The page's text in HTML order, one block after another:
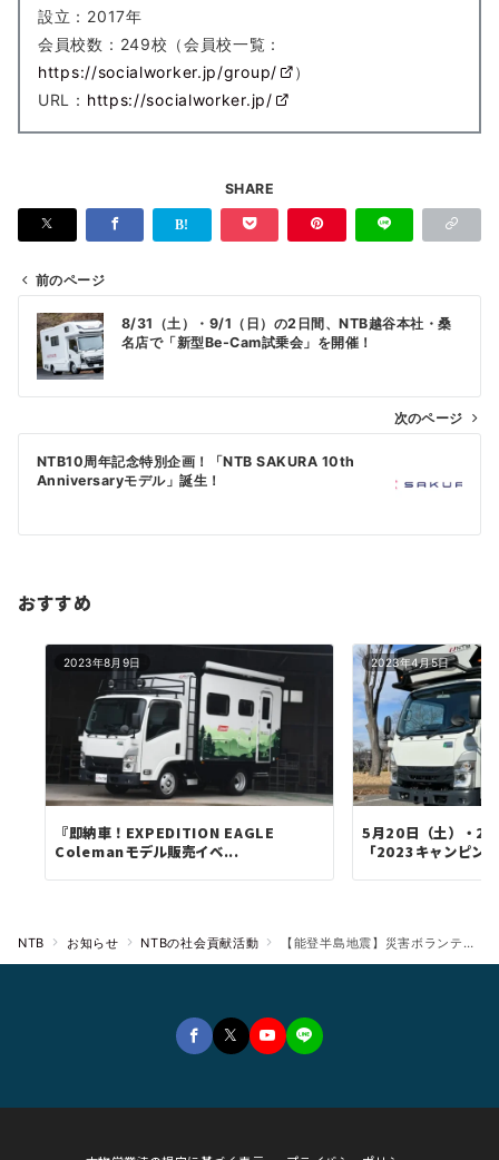
設立：2017年
会員校数：249校（会員校一覧：
https://socialworker.jp/group/
）
URL： https://socialworker.jp/
SHARE
投
稿
ナ
ビ
ゲ
ー
ョ
前のページ
8/31（土）・9/1（日）の2日間、NTB越谷本社・桑
名店で「新型Be-Cam試乗会」を開催！
次のページ
NTB10周年記念特別企画！「NTB SAKURA 10th
Anniversaryモデル」誕生！
おすすめ
2023年8月9日
『即納車！EXPEDITION EAGLE
Colemanモデル販売イベ...
2023年4月5日
5月20日（土）・21
「2023キャンピン
NTB お知らせ NTBの社会貢献活動 【能登半島地震】災害ボランティア特別仕様の軽トラ『Dトラ』を日本ソーシャルワーク教育学校連盟と共同開発